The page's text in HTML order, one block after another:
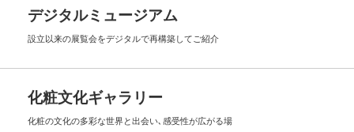
デジタルミュージアム
設立以来の展覧会をデジタルで再構築してご紹介
化粧文化ギャラリー
化粧の文化の多彩な世界と出会い､ 感受性が広がる場